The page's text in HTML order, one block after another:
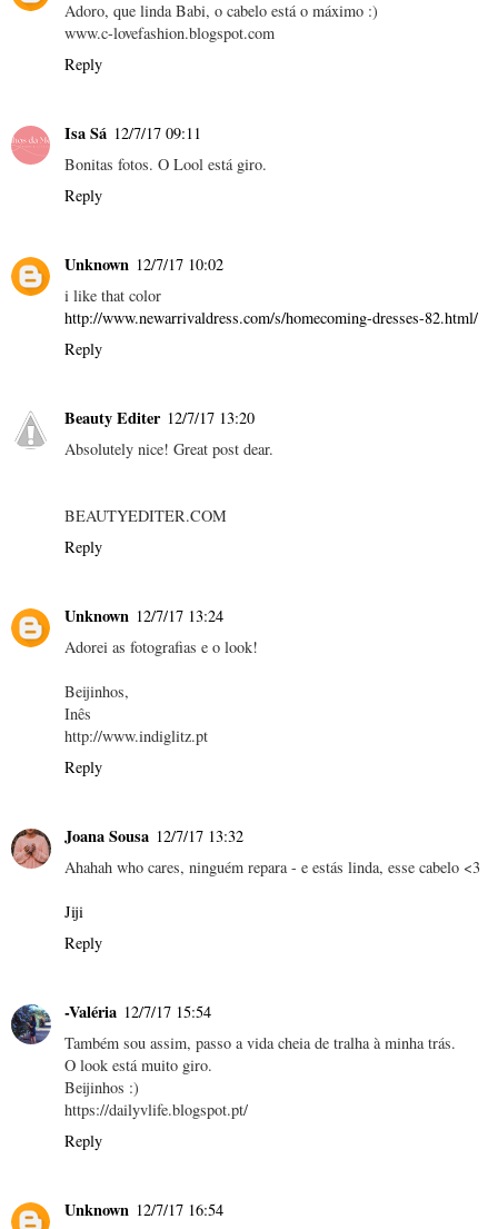
Adoro, que linda Babi, o cabelo está o máximo :)
www.c-lovefashion.blogspot.com
Reply
Isa Sá 12/7/17 09:11
Bonitas fotos. O Lool está giro.
Reply
Unknown 12/7/17 10:02
i like that color
http://www.newarrivaldress.com/s/homecoming-dresses-82.html/
Reply
Beauty Editer 12/7/17 13:20
Absolutely nice! Great post dear.
BEAUTYEDITER.COM
Reply
Unknown 12/7/17 13:24
Adorei as fotografias e o look!
Beijinhos,
Inês
http://www.indiglitz.pt
Reply
Joana Sousa 12/7/17 13:32
Ahahah who cares, ninguém repara - e estás linda, esse cabelo <3
Jiji
Reply
-Valéria 12/7/17 15:54
Também sou assim, passo a vida cheia de tralha à minha trás.
O look está muito giro.
Beijinhos :)
https://dailyvlife.blogspot.pt/
Reply
Unknown 12/7/17 16:54